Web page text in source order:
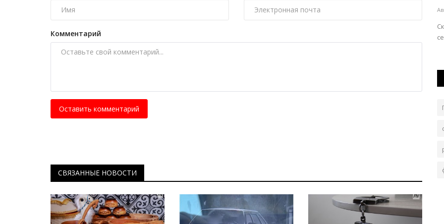
Комментарий
Оставить комментарий
СВЯЗАННЫЕ НОВОСТИ
диких животных в городе. Уже встречались...
Авг 6, 2026 0 131